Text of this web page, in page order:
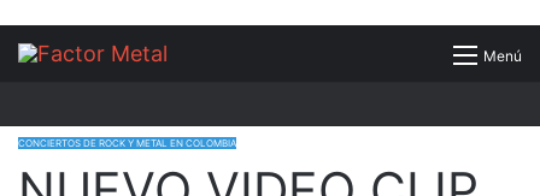
Menú
Buscar
CONCIERTOS DE ROCK Y METAL EN COLOMBIA